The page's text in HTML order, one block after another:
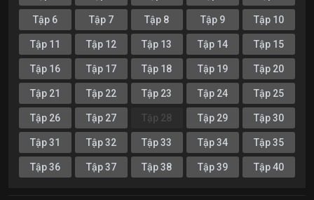
Tập 6 Tập 7 Tập 8 Tập 9 Tập 10
Tập 11 Tập 12 Tập 13 Tập 14 Tập 15
Tập 16 Tập 17 Tập 18 Tập 19 Tập 20
Tập 21 Tập 22 Tập 23 Tập 24 Tập 25
Tập 26 Tập 27 Tập 28 Tập 29 Tập 30
Tập 31 Tập 32 Tập 33 Tập 34 Tập 35
Tập 36 Tập 37 Tập 38 Tập 39 Tập 40